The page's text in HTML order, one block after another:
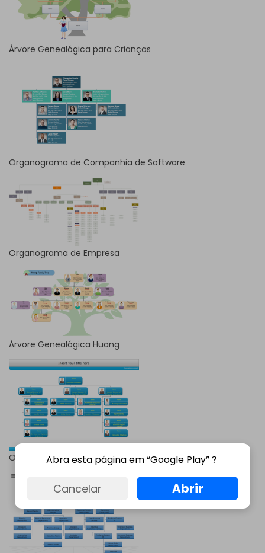
Árvore Genealógica para Crianças
Organograma de Companhia de Software
Organograma de Empresa
Árvore Genealógica Huang
Organograma de Empresa
Abra esta página em “Google Play”？
Cancelar Abrir